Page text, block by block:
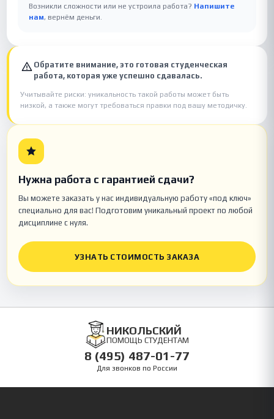
Возникли сложности или не устроила работа? Напишите
нам, вернём деньги.
Обратите внимание, это готовая студенческая
работа, которая уже успешно сдавалась.
Учитывайте риски: уникальность такой работы может быть
низкой, а также могут требоваться правки под вашу методичку.
Нужна работа с гарантией сдачи?
Вы можете заказать у нас индивидуальную работу «под ключ»
специально для вас! Подготовим уникальный проект по любой
дисциплине с нуля.
УЗНАТЬ СТОИМОСТЬ ЗАКАЗА
НИКОЛЬСКИЙ
ПОМОЩЬ СТУДЕНТАМ
8 (495) 487-01-77
Для звонков по России